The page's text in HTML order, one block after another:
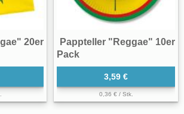
20er
Pappteller "Reggae" 10er
Pack
3,59 €
0,36 € / Stk.